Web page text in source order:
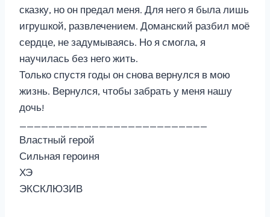
сказку, но он предал меня. Для него я была лишь
игрушкой, развлечением. Доманский разбил моё
сердце, не задумываясь. Но я смогла, я
научилась без него жить.
Только спустя годы он снова вернулся в мою
жизнь. Вернулся, чтобы забрать у меня нашу
дочь!
__________________________
Властный герой
Сильная героиня
ХЭ
ЭКСКЛЮЗИВ